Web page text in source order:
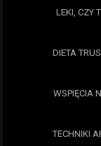
LEKI, CZY
DIETA
WSPIĘCIA
TECHNIKI